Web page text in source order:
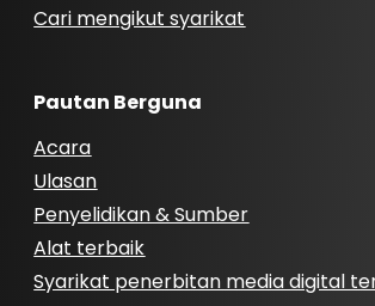
Cari mengikut syarikat
Pautan Berguna
Acara
Ulasan
Penyelidikan & Sumber
Alat terbaik
Syarikat penerbitan media digital